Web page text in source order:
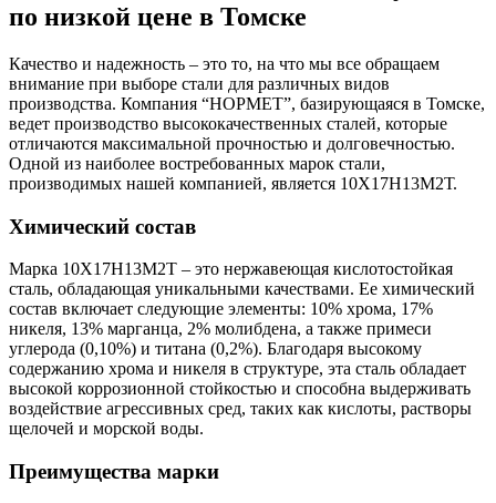
по низкой цене в Томске
Качество и надежность – это то, на что мы все обращаем
внимание при выборе стали для различных видов
производства. Компания “НОРМЕТ”, базирующаяся в Томске,
ведет производство высококачественных сталей, которые
отличаются максимальной прочностью и долговечностью.
Одной из наиболее востребованных марок стали,
производимых нашей компанией, является 10Х17Н13М2Т.
Химический состав
Марка 10Х17Н13М2Т – это нержавеющая кислотостойкая
сталь, обладающая уникальными качествами. Ее химический
состав включает следующие элементы: 10% хрома, 17%
никеля, 13% марганца, 2% молибдена, а также примеси
углерода (0,10%) и титана (0,2%). Благодаря высокому
содержанию хрома и никеля в структуре, эта сталь обладает
высокой коррозионной стойкостью и способна выдерживать
воздействие агрессивных сред, таких как кислоты, растворы
щелочей и морской воды.
Преимущества марки